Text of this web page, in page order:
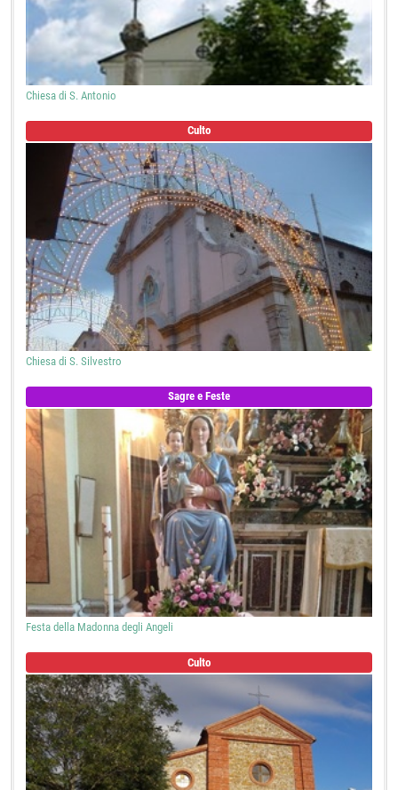
Chiesa di S. Antonio
Culto
Chiesa di S. Silvestro
Sagre e Feste
Festa della Madonna degli Angeli
Culto